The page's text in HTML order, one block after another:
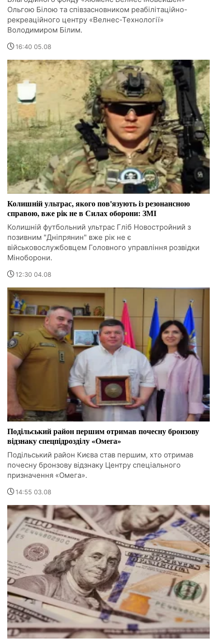
Ольгою Білою та співзасновником реабілітаційно-
рекреаційного центру «Велнес-Технології»
Володимиром Білим.
16:40 05.08
Колишній ультрас, якого пов'язують із резонансною
справою, вже рік не в Силах оборони: ЗМІ
Колишній футбольний ультрас Гліб Новостройний з
позивним "Дніпрянин" вже рік не є
військовослужбовцем Головного управління розвідки
Міноборони.
12:30 04.08
Подільський район першим отримав почесну бронзову
відзнаку спецпідрозділу «Омега»
Подільський район Києва став першим, хто отримав
почесну бронзову відзнаку Центру спеціального
призначення «Омега».
14:55 03.08